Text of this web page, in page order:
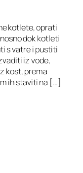
kotlete, oprati
dok kotleti
s vatre i pustiti
iz vode,
kost, prema
ih staviti na […]